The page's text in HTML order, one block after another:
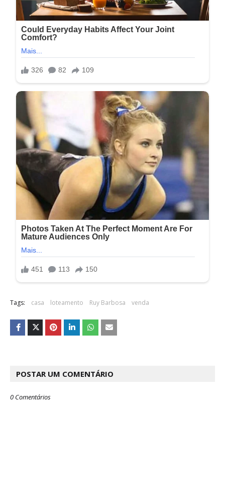
Tags: casa loteamento Ruy Barbosa venda
POSTAR UM COMENTÁRIO
0 Comentários